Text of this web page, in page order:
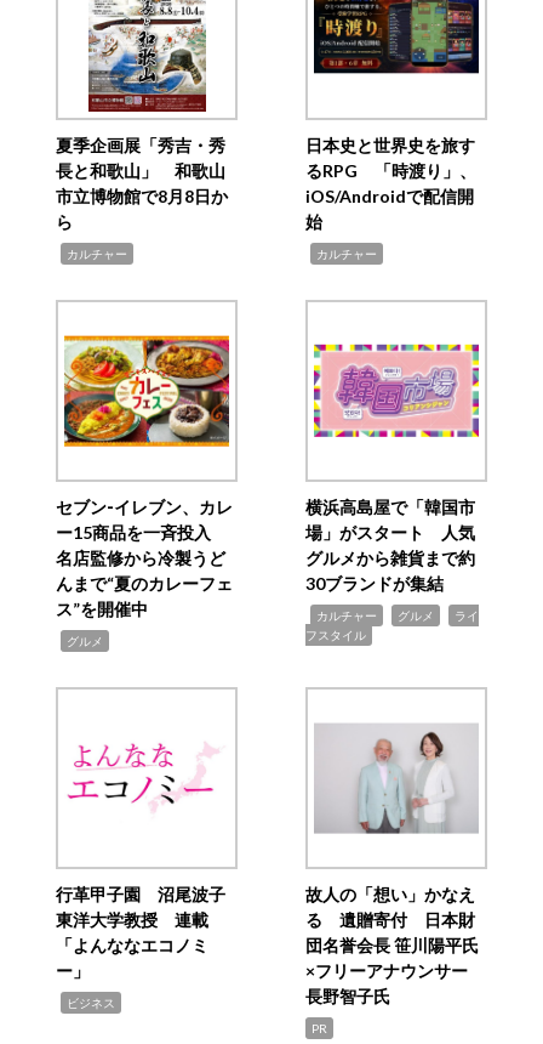
夏季企画展「秀吉・秀
長と和歌山」 和歌山
市立博物館で8月8日か
ら
カルチャー
日本史と世界史を旅す
るRPG 「時渡り」、
iOS/Androidで配信開
始
カルチャー
セブン‐イレブン、カレ
ー15商品を一斉投入
名店監修から冷製うど
んまで“夏のカレーフェ
ス”を開催中
グルメ
横浜高島屋で「韓国市
場」がスタート 人気
グルメから雑貨まで約
30ブランドが集結
カルチャー グルメ
ライ
フスタイル
行革甲子園 沼尾波子
東洋大学教授 連載
「よんななエコノミ
ー」
ビジネス
故人の「想い」かなえ
る 遺贈寄付 日本財
団名誉会長 笹川陽平氏
×フリーアナウンサー
長野智子氏
PR